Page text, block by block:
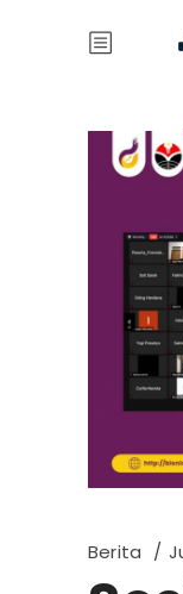
Berita